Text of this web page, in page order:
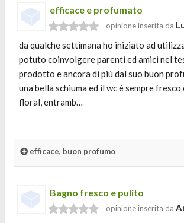
efficace e profumato
opinione inserita da
da qualche settimana ho iniziato ad
potuto coinvolgere parenti ed amici nel
prodotto e ancora di più dal suo buon
una bella schiuma ed il wc è sempre
floral, entramb…
efficace, buon profumo
Bagno fresco e pulito
opinione inserita da